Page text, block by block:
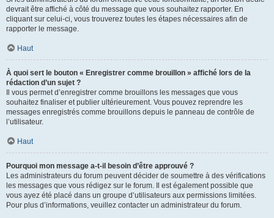
devrait être affiché à côté du message que vous souhaitez rapporter. En
cliquant sur celui-ci, vous trouverez toutes les étapes nécessaires afin de
rapporter le message.
Haut
À quoi sert le bouton « Enregistrer comme brouillon » affiché lors de la
rédaction d’un sujet ?
Il vous permet d’enregistrer comme brouillons les messages que vous
souhaitez finaliser et publier ultérieurement. Vous pouvez reprendre les
messages enregistrés comme brouillons depuis le panneau de contrôle de
l’utilisateur.
Haut
Pourquoi mon message a-t-il besoin d’être approuvé ?
Les administrateurs du forum peuvent décider de soumettre à des vérifications
les messages que vous rédigez sur le forum. Il est également possible que
vous ayez été placé dans un groupe d’utilisateurs aux permissions limitées.
Pour plus d’informations, veuillez contacter un administrateur du forum.